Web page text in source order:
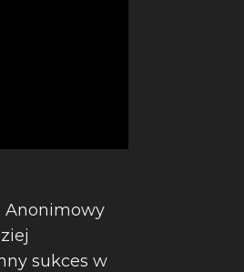
Anonimowy
sukces w